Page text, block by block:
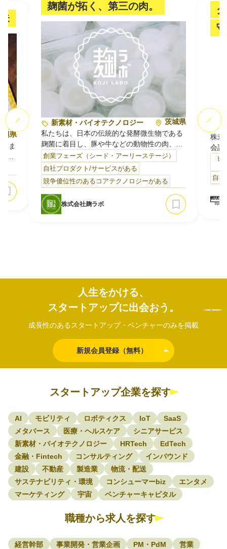
縄県
ま
し
。
麹菌が拓く、第三の肉。
新素材・バイオテクノロジー
茨城県
私たちは、日本の伝統的な発酵微生物である
麹菌に着目し、豚や牛などの動物性の肉、大
豆や野菜由来の植物性の肉に代わる「第三の
肉」を開発する筑波大学発ベンチャーです。
麹菌は日本酒や味噌、醤油づくりに1000年以
上前から欠かせない働き者で、キノコ菌より
も増殖速度が速いことから、環境負荷を抑え
て効率よく菌体を生産できます。菌体にはう
型の食品生産プラットフォームの構築を進
め、「おいしさ」「栄養価」「サステナビリ
ティ」を高いレベルで両立した新たな食品素
材の社…
創業フェーズ（シード・アーリーステージ）
自社プロダクト/サービスがある
競争優位性のあるコアテクノロジーがある
株式会社麹ラボ
株式
会課
す。
現
量・
ビ
自
人生をかける、
スタートアップに出会おう。
成長性のあるスタートアップ・ベンチャーのみを掲載
新規会員登録（無料）
スタートアップ企業を探す
AI モビリティ ロボティクス IoT
SaaS
メタバース
医療・ヘルスケア
シニアサービス
新素材・バイオテクノロジー
HRTech
EdTech
金融・Fintech
コンサルティング
インバウンド
建設
不動産 製造業
物流・配送
サステナビリティ・環境
コンシューマーbiz
エンタメ
マーケティング
宇宙 ベンチャーキャピタル
職種から求人を探す
経営幹部 事業開発・営業企画 PM・PdM
営業